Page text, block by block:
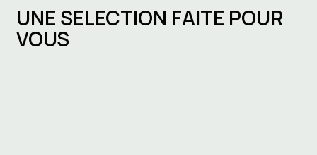
UNE SELECTION FAITE POUR
VOUS